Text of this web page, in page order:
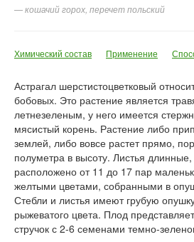
— кошачий горох, перечет польский
Химический состав Применение
Астрагал шерстистоцветковый
бобовых. Это растение является
летнезеленым, у него имеется
мясистый корень. Растение либо
землей, либо вовсе растет прямо,
полуметра в высоту. Листья
расположено от 11 до 17 пар
желтыми цветами, собранными в
Стебли и листья имеют грубую
рыжеватого цвета. Плод
стручок с 2-6 семенами темно-